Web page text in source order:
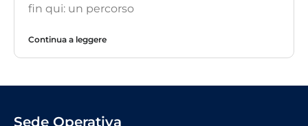
fin qui: un percorso
Continua a leggere
Sede Operativa